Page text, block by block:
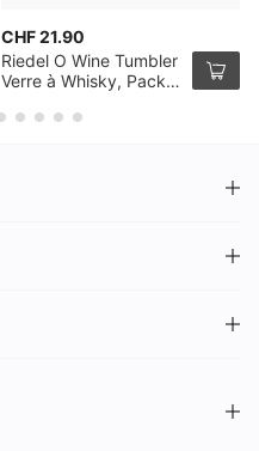
CHF 21.90
Riedel O Wine Tumbler
Verre à Whisky, Pack